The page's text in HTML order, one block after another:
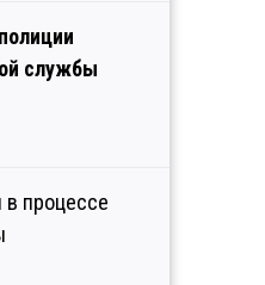
службы
в процессе